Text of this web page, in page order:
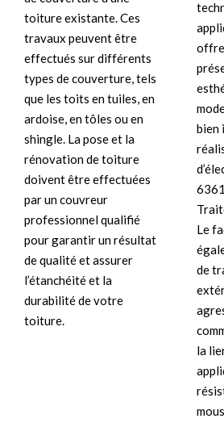
toiture existante. Ces
travaux peuvent être
effectués sur différents
types de couverture, tels
que les toits en tuiles, en
ardoise, en tôles ou en
shingle. La pose et la
rénovation de toiture
doivent être effectuées
par un couvreur
professionnel qualifié
pour garantir un résultat
de qualité et assurer
l’étanchéité et la
durabilité de votre
toiture.
bien
Le
de
la